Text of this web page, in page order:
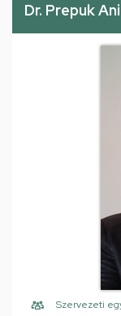
Dr. Prepuk
Szervezeti